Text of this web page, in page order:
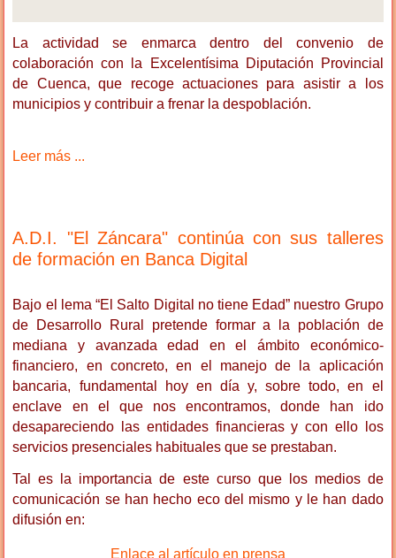
La actividad se enmarca dentro del convenio de
colaboración con la Excelentísima Diputación Provincial
de Cuenca, que recoge actuaciones para asistir a los
municipios y contribuir a frenar la despoblación.
Leer más ...
A.D.I. "El Záncara" continúa con sus talleres
de formación en Banca Digital
Bajo el lema “El Salto Digital no tiene Edad” nuestro Grupo
de Desarrollo Rural pretende formar a la población de
mediana y avanzada edad en el ámbito económico-
financiero, en concreto, en el manejo de la aplicación
bancaria, fundamental hoy en día y, sobre todo, en el
enclave en el que nos encontramos, donde han ido
desapareciendo las entidades financieras y con ello los
servicios presenciales habituales que se prestaban.
Tal es la importancia de este curso que los medios de
comunicación se han hecho eco del mismo y le han dado
difusión en:
Enlace al artículo en prensa